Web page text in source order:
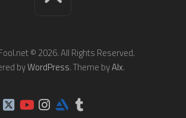
© 2026. All Rights Reserved.
byWordPress. Theme byAlx.